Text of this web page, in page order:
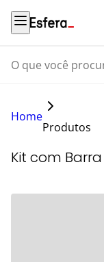
O que você
Home
Produtos
Kit com